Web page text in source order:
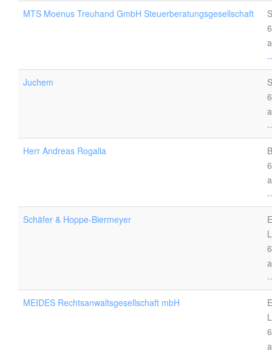
MTS Moenus Treuhand GmbH Steuerberatungsgesellschaft
Juchem
Herr Andreas Rogalla
Schäfer & Hoppe-Biermeyer
MEIDES Rechtsanwaltsgesellschaft mbH